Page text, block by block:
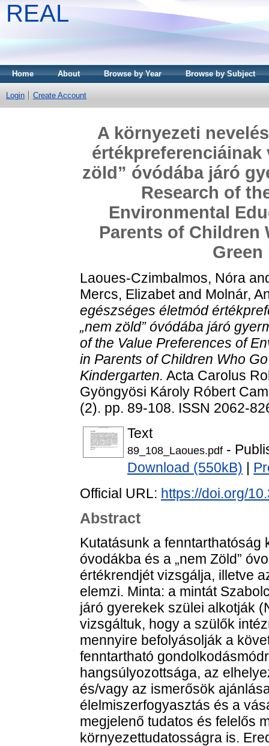
REAL
Home About Browse by Year Browse by Subject
Login Create Account
A környezeti
értékpreferenciáinak
zöld” óvódába járó
Research of
Environmental
Parents of Children
Laoues-Czimbalmos, Nóra
Mercs, Elizabetand Molnár,
egészséges életmód
„nem zöld” óvódába járó
of the Value Preferences of
in Parents of Children Who
Kindergarten. Acta Carolus
Gyöngyösi Károly Róbert
(2). pp. 89-108. ISSN 2062-
Text
89_108_Laoues.pdf -
Download (550kB)
Official URL: https://doi.org/
Abstract
Kutatásunk a fenntarthatóság
óvodákba és a „nem Zöld”
értékrendjét vizsgálja, illetve
elemzi. Minta: a mintát
járó gyerekek szülei alkotják
vizsgáltuk, hogy a szülők
mennyire befolyásolják a
fenntartható
hangsúlyozottsága, az
és/vagy az ismerősök
élelmiszerfogyasztás és a
megjelenő tudatos és felelős
környezettudatosságra is.